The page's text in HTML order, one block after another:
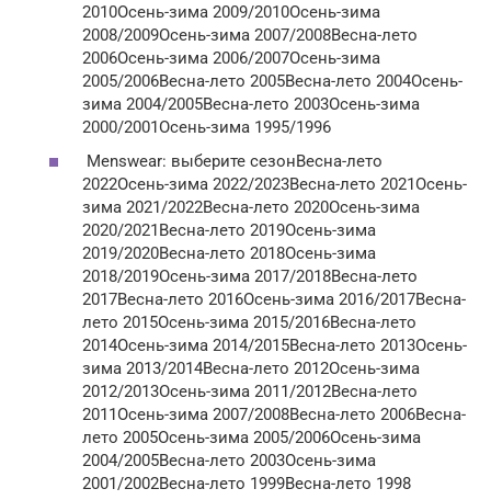
2010Осень-зима 2009/2010Осень-зима
2008/2009Осень-зима 2007/2008Весна-лето
2006Осень-зима 2006/2007Осень-зима
2005/2006Весна-лето 2005Весна-лето 2004Осень-
зима 2004/2005Весна-лето 2003Осень-зима
2000/2001Осень-зима 1995/1996
Menswear: выберите сезонВесна-лето
2022Осень-зима 2022/2023Весна-лето 2021Осень-
зима 2021/2022Весна-лето 2020Осень-зима
2020/2021Весна-лето 2019Осень-зима
2019/2020Весна-лето 2018Осень-зима
2018/2019Осень-зима 2017/2018Весна-лето
2017Весна-лето 2016Осень-зима 2016/2017Весна-
лето 2015Осень-зима 2015/2016Весна-лето
2014Осень-зима 2014/2015Весна-лето 2013Осень-
зима 2013/2014Весна-лето 2012Осень-зима
2012/2013Осень-зима 2011/2012Весна-лето
2011Осень-зима 2007/2008Весна-лето 2006Весна-
лето 2005Осень-зима 2005/2006Осень-зима
2004/2005Весна-лето 2003Осень-зима
2001/2002Весна-лето 1999Весна-лето 1998